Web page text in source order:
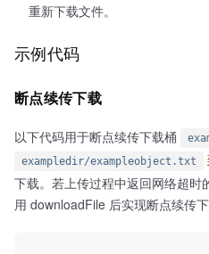
重新下载文件。
示例代码
断点续传下载
以下代码用于断点续传下载桶
exampledir/exampleobject.txt
下载。若上传过程中返回网络超时
用 downloadFile 后实现断点续传下